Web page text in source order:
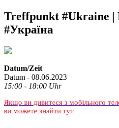
Treffpunkt #Ukraine |
#Україна
Datum/Zeit
Datum - 08.06.2023
15:00 - 18:00 Uhr
Якщо ви дивитеся з мобільного
ви можете знайти тут